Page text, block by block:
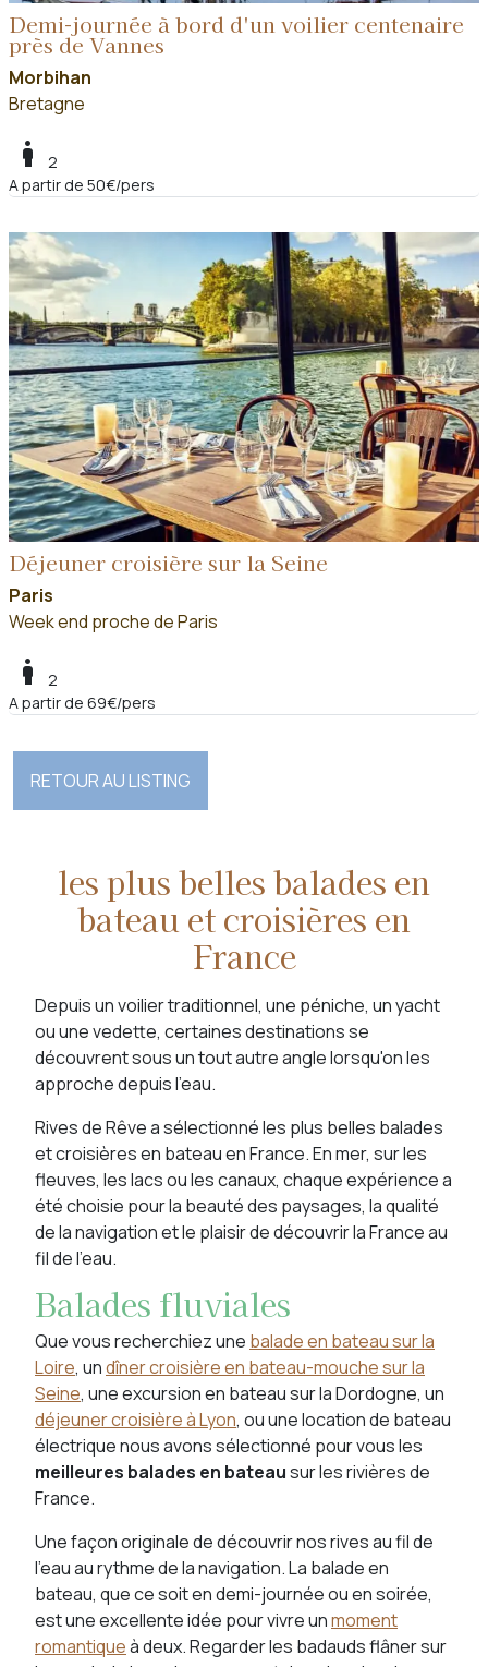
les plus belles balades en
bateau et croisières en
France
Depuis un voilier traditionnel, une péniche, un yacht
ou une vedette, certaines destinations se
découvrent sous un tout autre angle lorsqu'on les
approche depuis l'eau.
Rives de Rêve a sélectionné les plus belles balades
et croisières en bateau en France. En mer, sur les
fleuves, les lacs ou les canaux, chaque expérience a
été choisie pour la beauté des paysages, la qualité
de la navigation et le plaisir de découvrir la France au
fil de l'eau.
Balades fluviales
Que vous recherchiez une balade en bateau sur la
Loire, undîner croisière en bateau-mouche sur la
Seine, une excursion en bateau sur la Dordogne, un
déjeuner croisière à Lyon, ou une location de bateau
électrique nous avons sélectionné pour vous les
meilleures balades en bateausur les rivières de
France.
Une façon originale de découvrir nos rives au fil de
l’eau au rythme de la navigation. La balade en
bateau, que ce soit en demi-journée ou en soirée,
est une excellente idée pour vivre unmoment
romantiqueà deux. Regarder les badauds flâner sur
Demi-journée à bord d'un voilier centenaire
près de Vannes
Morbihan
Bretagne
boy
2
A partir de 50€/pers
Déjeuner croisière sur la Seine
Paris
Week end proche de Paris
boy
2
A partir de 69€/pers
RETOUR AU LISTING